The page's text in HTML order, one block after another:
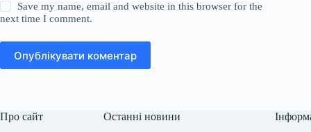
Save my name, email and website in this browser for the
next time I comment.
Опублікувати коментар
Про сайт Останні новини